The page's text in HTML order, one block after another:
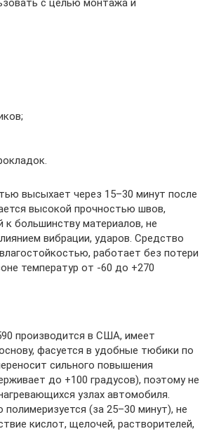
высыхает через 15–30 минут после
высокой прочностью швов,
к большинству материалов, не
вибрации, ударов. Средство
работает без потери
температур от -60 до +270
производится в США, имеет
фасуется в удобные тюбики по
сильного повышения
до +100 градусов), поэтому не
узлах автомобиля.
(за 25–30 минут), не
кислот, щелочей, растворителей,